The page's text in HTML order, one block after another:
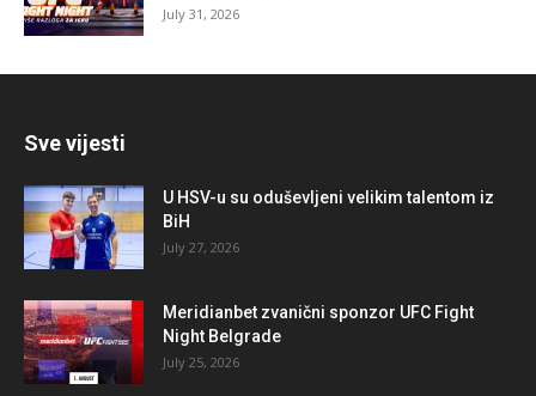
July 31, 2026
Sve vijesti
U HSV-u su oduševljeni velikim talentom iz
BiH
July 27, 2026
Meridianbet zvanični sponzor UFC Fight
Night Belgrade
July 25, 2026